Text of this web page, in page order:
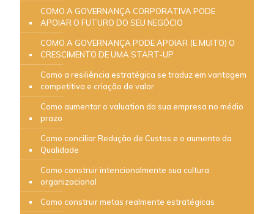
COMO A GOVERNANÇA CORPORATIVA PODE
APOIAR O FUTURO DO SEU NEGÓCIO
COMO A GOVERNANÇA PODE APOIAR (E MUITO) O
CRESCIMENTO DE UMA START-UP
Como a resiliência estratégica se traduz em vantagem
competitiva e criação de valor
Como aumentar o valuation da sua empresa no médio
prazo
Como conciliar Redução de Custos e o aumento da
Qualidade
Como construir intencionalmente sua cultura
organizacional
Como construir metas realmente estratégicas